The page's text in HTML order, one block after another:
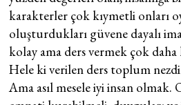
karakterler çok kıymetli onları
oluşturdukları güvene dayalı
kolay ama ders vermek çok
Hele ki verilen ders toplum
Ama asıl mesele iyi insan olmak.